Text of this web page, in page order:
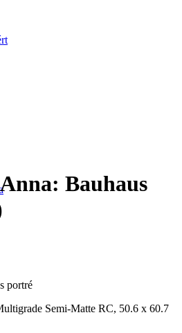
Bauhaus
portré
Semi-Matte RC, 50.6 x 60.7